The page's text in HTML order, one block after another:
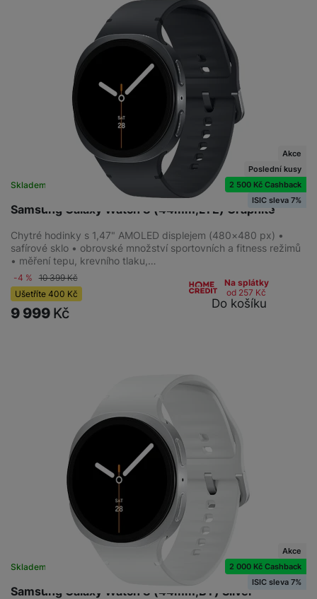
Samsung Galaxy Watch 8 (44mm,LTE) Graphite
Skladem na prodejně na 3 prodejnách
Akce
Poslední kusy
2 500 Kč Cashback
ISIC sleva 7%
Chytré hodinky s 1,47" AMOLED displejem (480×480 px) •
safírové sklo • obrovské množství sportovních a fitness režimů
• měření tepu, krevního tlaku,…
-4 % 10 399Kč
Ušetříte 400 Kč
9 999 Kč
Na splátky
od 257 Kč
Do košíku
Samsung Galaxy Watch 8 (44mm,BT) Silver
Skladem
Akce
2 000 Kč Cashback
ISIC sleva 7%